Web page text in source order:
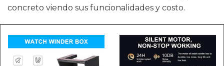
concreto viendo sus funcionalidades y costo.